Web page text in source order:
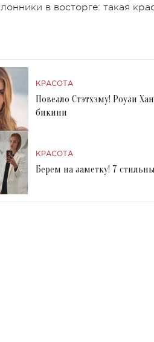
в восторге: такая
КРАСОТА
Повезло Стэтхэму! Роузи
бикини
КРАСОТА
Берем на заметку! 7